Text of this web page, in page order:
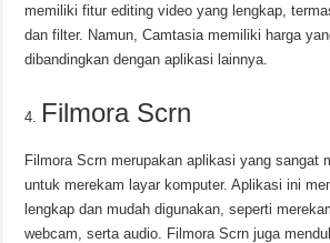
memiliki fitur editing video yang lengkap,
dan filter. Namun, Camtasia memiliki harga
dibandingkan dengan aplikasi lainnya.
Filmora Scrn
Filmora Scrn merupakan aplikasi yang sangat
untuk merekam layar komputer. Aplikasi ini
lengkap dan mudah digunakan, seperti
webcam, serta audio. Filmora Scrn juga